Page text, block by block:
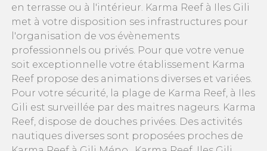
en terrasse ou à l'intérieur. Karma Reef à Iles Gili
met à votre disposition ses infrastructures pour
l'organisation de vos évènements
professionnels ou privés. Pour que votre venue
soit exceptionnelle votre établissement Karma
Reef propose des animations diverses et variées.
Pour votre sécurité, la plage de Karma Reef, à Iles
Gili est surveillée par des maitres nageurs. Karma
Reef, dispose de douches privées. Des activités
nautiques diverses sont proposées proches de